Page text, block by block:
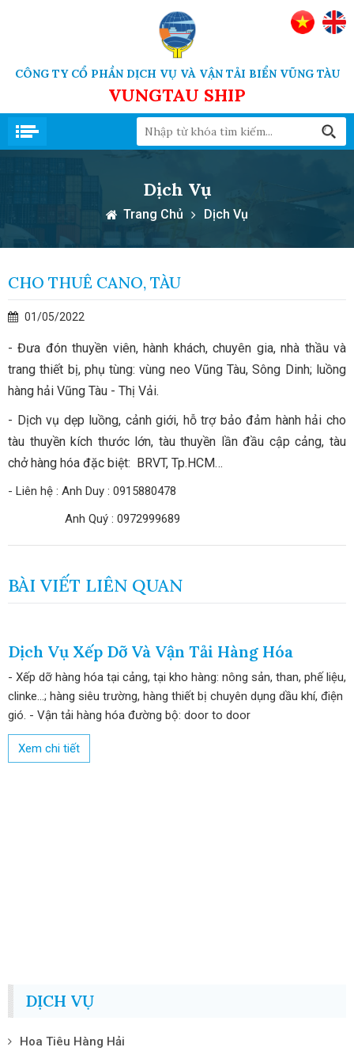
CÔNG TY CỔ PHẦN DỊCH VỤ VÀ VẬN TẢI BIỂN VŨNG TÀU
VUNGTAU SHIP
Dịch Vụ
Trang Chủ Dịch Vụ
CHO THUÊ CANO, TÀU
01/05/2022
- Đưa đón thuyền viên, hành khách, chuyên gia, nhà thầu và
trang thiết bị, phụ tùng: vùng neo Vũng Tàu, Sông Dinh; luồng
hàng hải Vũng Tàu - Thị Vải.
- Dịch vụ dẹp luồng, cảnh giới, hỗ trợ bảo đảm hành hải cho
tàu thuyền kích thước lớn, tàu thuyền lần đầu cập cảng, tàu
chở hàng hóa đặc biệt: BRVT, Tp.HCM…
- Liên hệ : Anh Duy : 0915880478
Anh Quý : 0972999689
BÀI VIẾT LIÊN QUAN
Dịch Vụ Xếp Dỡ Và Vận Tải Hàng Hóa
- Xếp dỡ hàng hóa tại cảng, tại kho hàng: nông sản, than, phế liệu,
clinke…; hàng siêu trường, hàng thiết bị chuyên dụng dầu khí, điện
gió. - Vận tải hàng hóa đường bộ: door to door
Xem chi tiết
DỊCH VỤ
Hoa Tiêu Hàng Hải